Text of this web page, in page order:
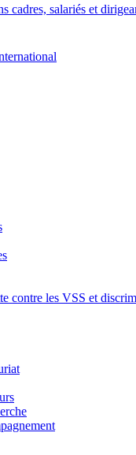
cadres, salariés et
contre les VSS et